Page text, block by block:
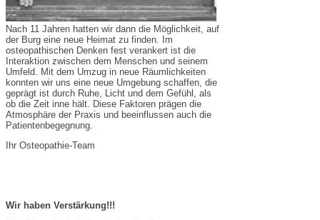
Nach 11 Jahren hatten wir dann die Möglichkeit, auf
der Burg eine neue Heimat zu finden. Im
osteopathischen Denken fest verankert ist die
Interaktion zwischen dem Menschen und seinem
Umfeld. Mit dem Umzug in neue Räumlichkeiten
konnten wir uns eine neue Umgebung schaffen, die
geprägt ist durch Ruhe, Licht und dem Gefühl, als
ob die Zeit inne hält. Diese Faktoren prägen die
Atmosphäre der Praxis und beeinflussen auch die
Patientenbegegnung.
Ihr Osteopathie-Team
Wir haben Verstärkung!!!